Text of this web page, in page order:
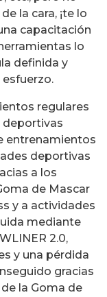
la cara, ¡te lo
capacitación
lo
definida y
regulares
deportivas
entrenamientos
deportivas
a los
de Mascar
y a actividades
mediante
2.0,
y una pérdida
gracias
la Goma de